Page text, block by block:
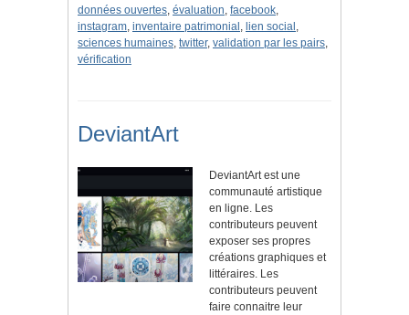
données ouvertes, évaluation, facebook,
instagram, inventaire patrimonial , lien social ,
sciences humaines, twitter, validation par les pairs,
vérification
DeviantArt
DeviantArt est une
communauté artistique
en ligne. Les
contributeurs peuvent
exposer ses propres
créations graphiques et
littéraires. Les
contributeurs peuvent
faire connaitre leur